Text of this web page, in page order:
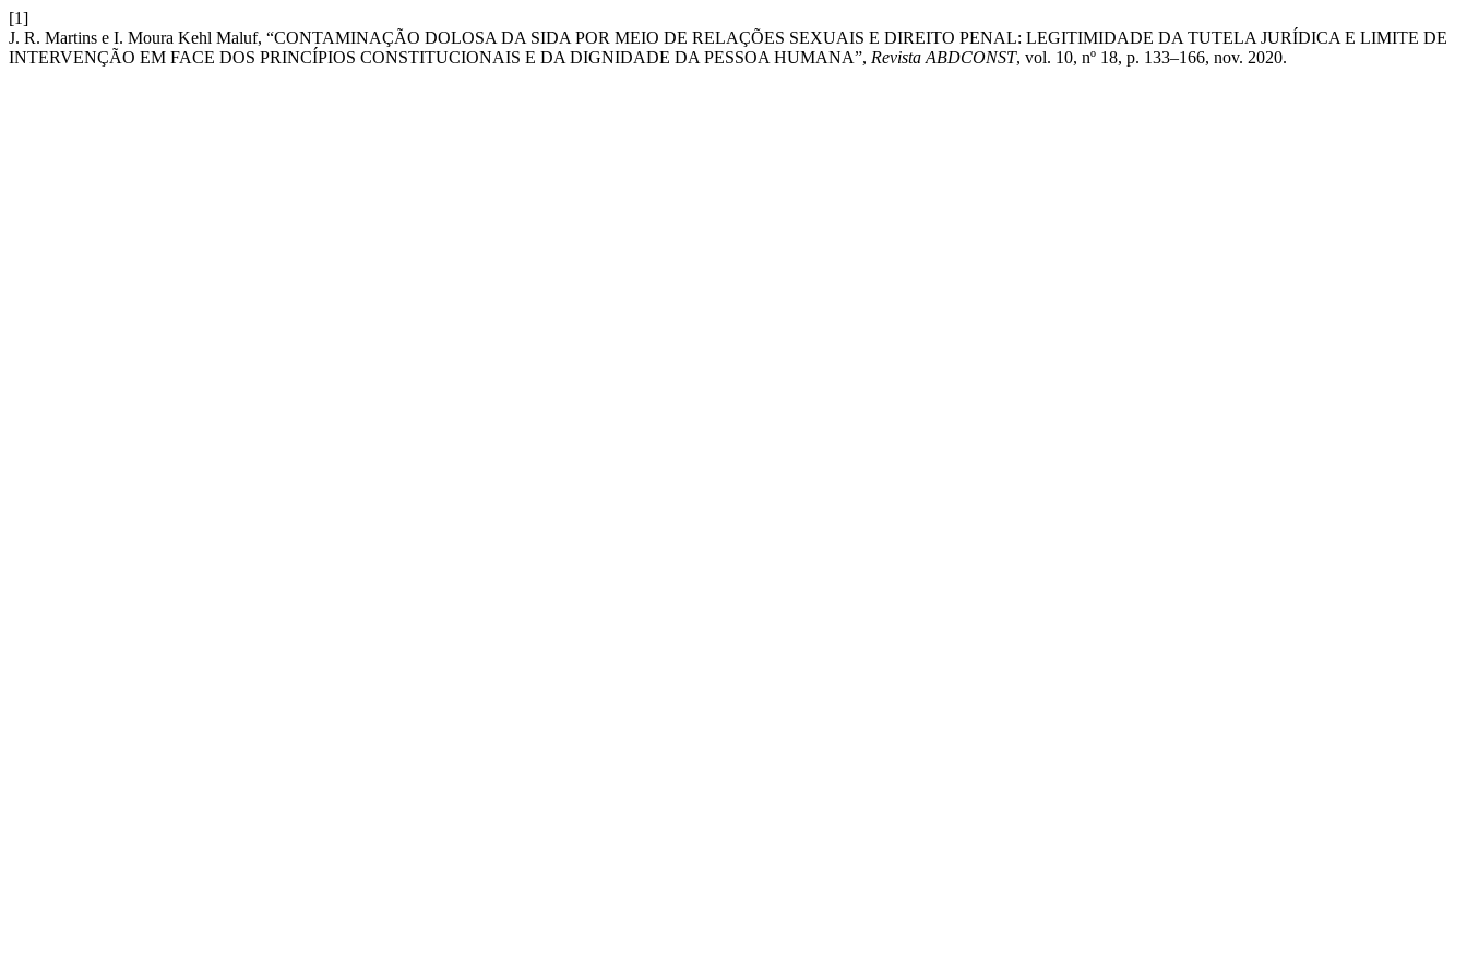
[1]
J. R. Martins e I. Moura Kehl Maluf, “CONTAMINAÇÃO DOLOSA DA SIDA POR MEIO DE RELAÇÕES SEXUAIS E DIREITO PENAL: LEGITIMIDADE DA TUTELA JURÍDICA E LIMITE DE
INTERVENÇÃO EM FACE DOS PRINCÍPIOS CONSTITUCIONAIS E DA DIGNIDADE DA PESSOA HUMANA”, Revista ABDCONST, vol. 10, nº 18, p. 133–166, nov. 2020.